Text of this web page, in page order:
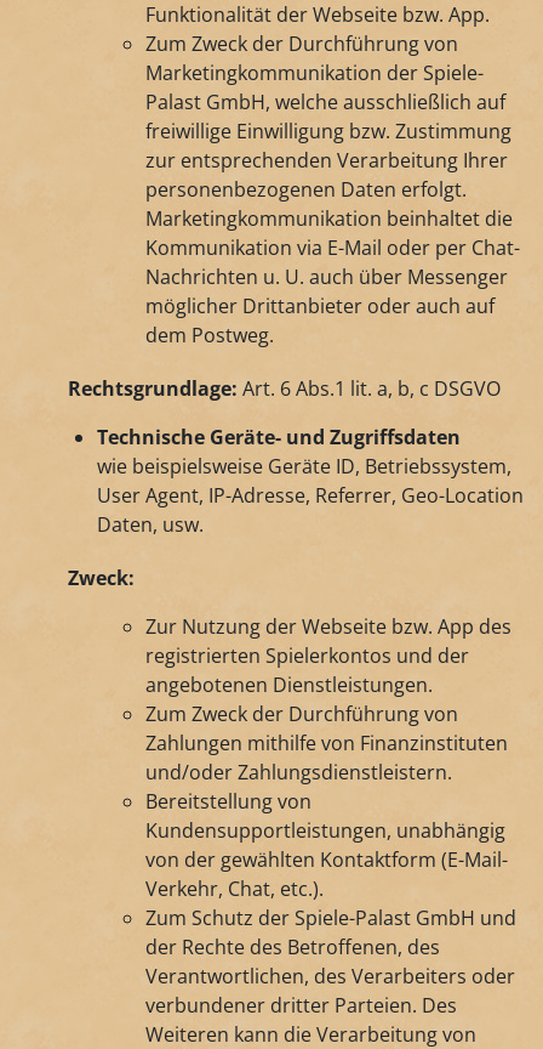
Funktionalität der Webseite bzw. App.
Zum Zweck der Durchführung von
Marketingkommunikation der Spiele-
Palast GmbH, welche ausschließlich auf
freiwillige Einwilligung bzw. Zustimmung
zur entsprechenden Verarbeitung Ihrer
personenbezogenen Daten erfolgt.
Marketingkommunikation beinhaltet die
Kommunikation via E-Mail oder per Chat-
Nachrichten u. U. auch über Messenger
möglicher Drittanbieter oder auch auf
dem Postweg.
Rechtsgrundlage: Art. 6 Abs.1 lit. a, b, c DSGVO
Technische Geräte- und Zugriffsdaten
wie beispielsweise Geräte ID, Betriebssystem,
User Agent, IP-Adresse, Referrer, Geo-Location
Daten, usw.
Zweck:
Zur Nutzung der Webseite bzw. App des
registrierten Spielerkontos und der
angebotenen Dienstleistungen.
Zum Zweck der Durchführung von
Zahlungen mithilfe von Finanzinstituten
und/oder Zahlungsdienstleistern.
Bereitstellung von
Kundensupportleistungen, unabhängig
von der gewählten Kontaktform (E-Mail-
Verkehr, Chat, etc.).
Zum Schutz der Spiele-Palast GmbH und
der Rechte des Betroffenen, des
Verantwortlichen, des Verarbeiters oder
verbundener dritter Parteien. Des
Weiteren kann die Verarbeitung von